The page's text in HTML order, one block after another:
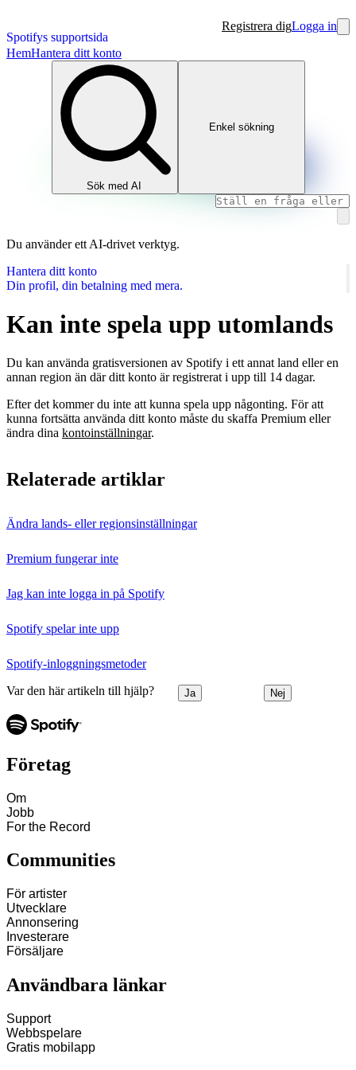
Spotifys supportsida
Registrera digLogga in
HemHantera ditt konto
Sök med AI
Enkel sökning
Du använder ett AI‑drivet verktyg.
Hantera ditt konto
Din profil, din betalning med mera.
Kan inte spela upp utomlands
Du kan använda gratisversionen av Spotify i ett annat land eller en
annan region än där ditt konto är registrerat i upp till 14 dagar.
Efter det kommer du inte att kunna spela upp någonting. För att
kunna fortsätta använda ditt konto måste du skaffa Premium eller
ändra dina kontoinställningar.
Relaterade artiklar
Ändra lands‑ eller regionsinställningar
Premium fungerar inte
Jag kan inte logga in på Spotify
Spotify spelar inte upp
Spotify-inloggningsmetoder
Var den här artikeln till hjälp? Ja Nej
Företag
Om
Jobb
For the Record
Communities
För artister
Utvecklare
Annonsering
Investerare
Försäljare
Användbara länkar
Support
Webbspelare
Gratis mobilapp